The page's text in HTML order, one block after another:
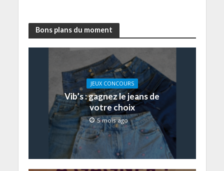
Bons plans du moment
JEUX CONCOURS
Vib’s : gagnez le jeans de
votre choix
5 mois ago